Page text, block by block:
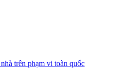
trên phạm vi toàn quốc